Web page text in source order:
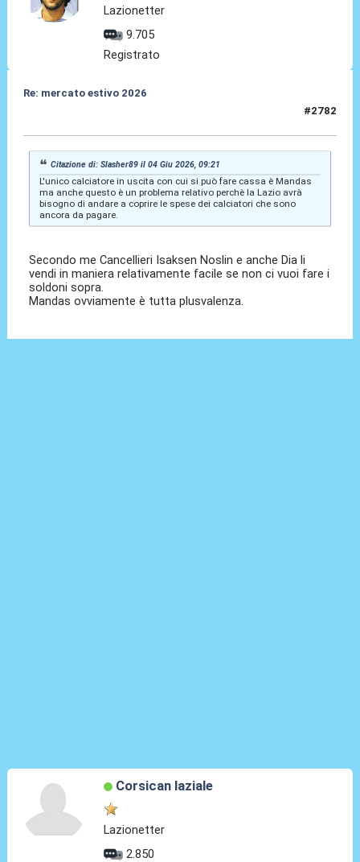
Lazionetter
9.705
Registrato
Re: mercato estivo 2026
#2782
Citazione di: Slasher89 il 04 Giu 2026, 09:21
L'unico calciatore in uscita con cui si può fare cassa è Mandas
ma anche questo è un problema relativo perchè la Lazio avrà
bisogno di andare a coprire le spese dei calciatori che sono
ancora da pagare.
Secondo me Cancellieri Isaksen Noslin e anche Dia li
vendi in maniera relativamente facile se non ci vuoi fare i
soldoni sopra.
Mandas ovviamente è tutta plusvalenza.
Corsican laziale
Lazionetter
2.850